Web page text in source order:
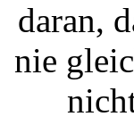
daran,
nie